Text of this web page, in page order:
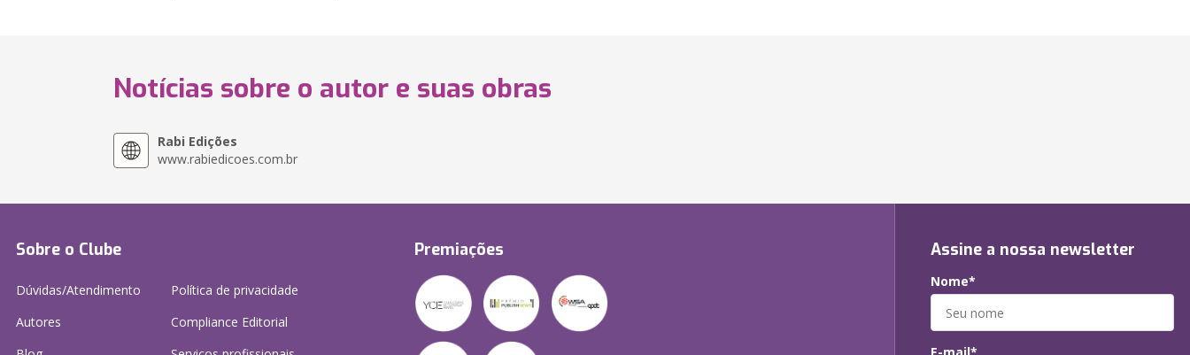
Notícias sobre o autor e suas obras
Rabi Edições
www.rabiedicoes.com.br
Sobre o Clube
Dúvidas/Atendimento
Autores
Política de privacidade
Compliance Editorial
Premiações Assine a nossa newsletter
Nome*